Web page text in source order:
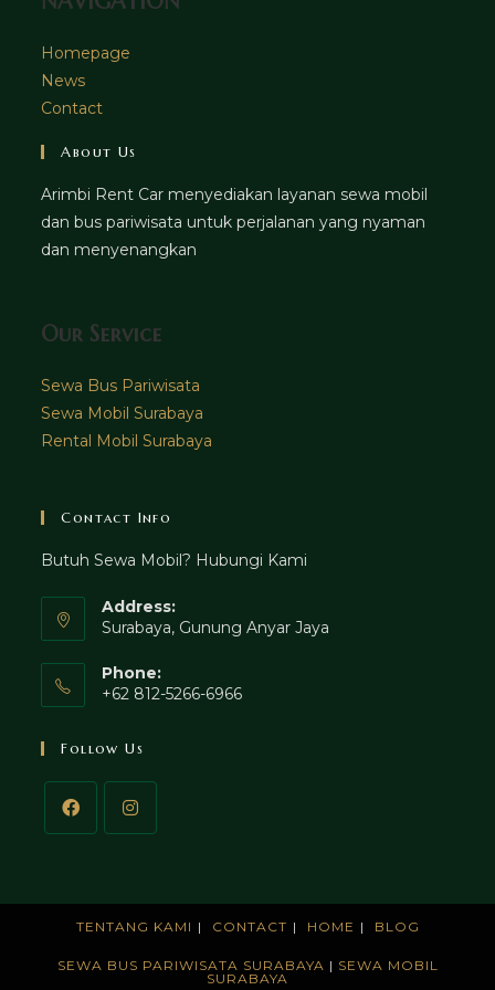
Homepage
News
Contact
About Us
Arimbi Rent Car menyediakan layanan sewa mobil
dan bus pariwisata untuk perjalanan yang nyaman
dan menyenangkan
Our Service
Sewa Bus Pariwisata
Sewa Mobil Surabaya
Rental Mobil Surabaya
Contact Info
Butuh Sewa Mobil? Hubungi Kami
Address:
Surabaya, Gunung Anyar Jaya
Phone:
+62 812-5266-6966
Follow Us
TENTANG KAMI CONTACT HOME BLOG
SEWA BUS PARIWISATA SURABAYA | SEWA MOBIL
SURABAYA